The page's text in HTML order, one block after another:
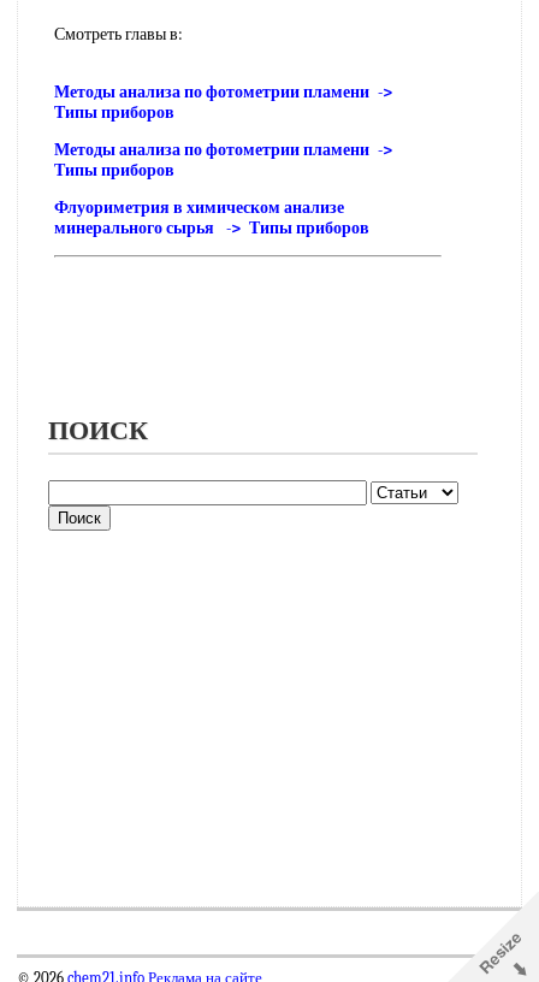
Смотреть главы в:
Методы анализа по фотометрии пламени ->
Типы приборов
Методы анализа по фотометрии пламени ->
Типы приборов
Флуориметрия в химическом анализе
минерального сырья -> Типы приборов
ПОИСК
© 2026 chem21.info Реклама на сайте